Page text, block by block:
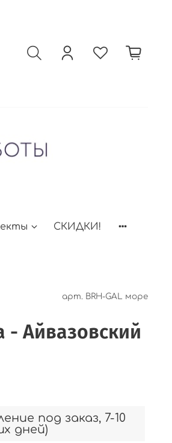
СКИДКИ!
арт. BRH-GAL море
Айвазовский
под заказ, 7-10
дней)